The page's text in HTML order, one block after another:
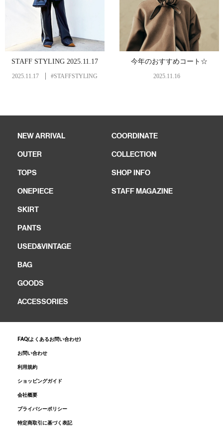
STAFF STYLING 2025.11.17
2025.11.17 #STAFFSTYLING
今年のおすすめコート☆
2025.11.16
NEW ARRIVAL
OUTER
TOPS
ONEPIECE
SKIRT
PANTS
USED&VINTAGE
BAG
GOODS
ACCESSORIES
COORDINATE
COLLECTION
SHOP INFO
STAFF MAGAZINE
FAQ(よくあるお問い合わせ)
お問い合わせ
利用規約
ショッピングガイド
会社概要
プライバシーポリシー
特定商取引に基づく表記